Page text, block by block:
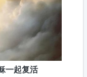
一起复活